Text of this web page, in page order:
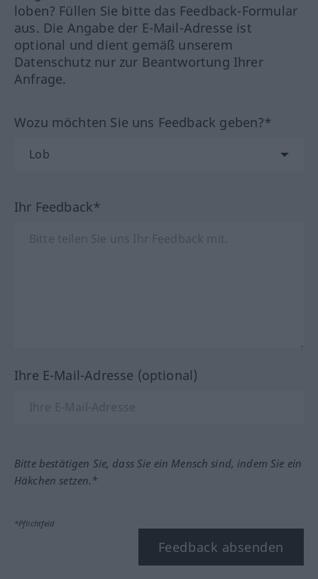
loben? Füllen Sie bitte das Feedback-Formular
aus. Die Angabe der E-Mail-Adresse ist
optional und dient gemäß unserem
Datenschutz nur zur Beantwortung Ihrer
Anfrage.
Wozu möchten Sie uns Feedback geben?*
Ihr Feedback*
Ihre E-Mail-Adresse (optional)
Bitte bestätigen Sie, dass Sie ein Mensch sind, indem Sie ein
Häkchen setzen.*
*Pflichtfeld
Feedback absenden